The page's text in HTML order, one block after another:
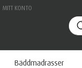
MITT KONTO
Bäddmadrasser